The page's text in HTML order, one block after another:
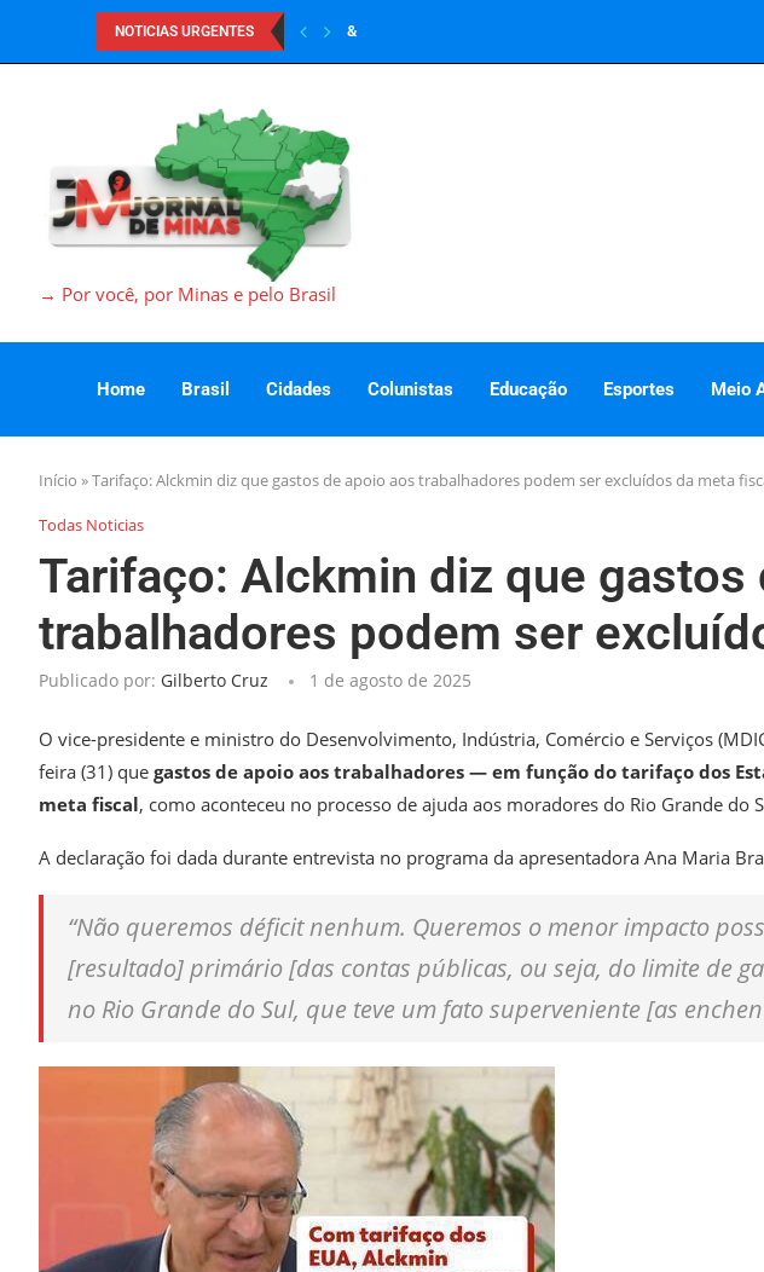
NOTICIAS URGENTES &
→ Por você, por Minas e pelo Brasil
Home Brasil Cidades Colunistas Educação Esportes Meio
Início »Tarifaço: Alckmin diz que gastos de apoio aos trabalhadores podem ser excluídos da meta
Todas Noticias
Tarifaço: Alckmin diz que gastos
trabalhadores podem ser
Publicado por: Gilberto Cruz 1 de agosto de 2025
O vice-presidente e ministro do Desenvolvimento, Indústria, Comércio e Serviços
feira (31) que gastos de apoio aos trabalhadores — em função do tarifaço dos
meta fiscal, como aconteceu no processo de ajuda aos moradores do Rio Grande do
A declaração foi dada durante entrevista no programa da apresentadora Ana Maria
“Não queremos déficit nenhum. Queremos o menor impacto
[resultado] primário [das contas públicas, ou seja, do limite de
no Rio Grande do Sul, que teve um fato superveniente [as